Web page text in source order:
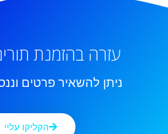
עזרה בהזמנת
ניתן להשאיר פרטים
הקליקו עליי